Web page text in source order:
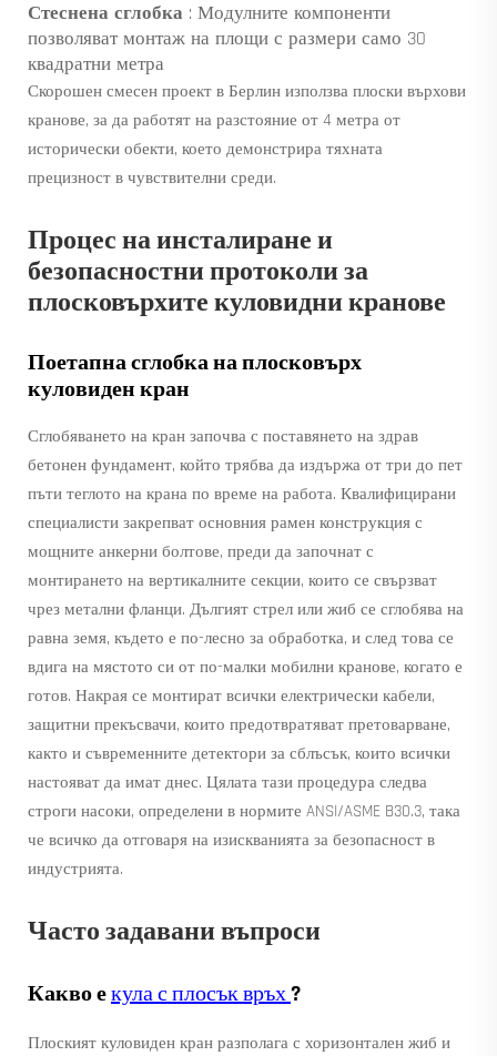
Стеснена сглобка : Модулните компоненти
позволяват монтаж на площи с размери само 30
квадратни метра
Скорошен смесен проект в Берлин използва плоски върхови
кранове, за да работят на разстояние от 4 метра от
исторически обекти, което демонстрира тяхната
прецизност в чувствителни среди.
Процес на инсталиране и
безопасностни протоколи за
плосковърхите куловидни кранове
Поетапна сглобка на плосковърх
куловиден кран
Сглобяването на кран започва с поставянето на здрав
бетонен фундамент, който трябва да издържа от три до пет
пъти теглото на крана по време на работа. Квалифицирани
специалисти закрепват основния рамен конструкция с
мощните анкерни болтове, преди да започнат с
монтирането на вертикалните секции, които се свързват
чрез метални фланци. Дългият стрел или жиб се сглобява на
равна земя, където е по-лесно за обработка, и след това се
вдига на мястото си от по-малки мобилни кранове, когато е
готов. Накрая се монтират всички електрически кабели,
защитни прекъсвачи, които предотвратяват претоварване,
както и съвременните детектори за сблъсък, които всички
настояват да имат днес. Цялата тази процедура следва
строги насоки, определени в нормите ANSI/ASME B30.3, така
че всичко да отговаря на изискванията за безопасност в
индустрията.
Часто задавани въпроси
Какво екула с плосък връх?
Плоският куловиден кран разполага с хоризонтален жиб и